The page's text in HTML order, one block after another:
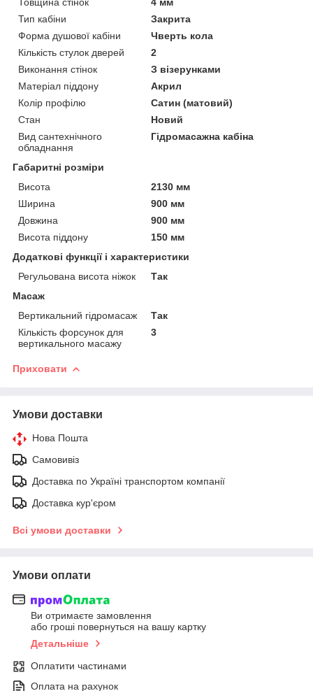
Тип кабіни
Закрита
Форма душової кабіни
Чверть кола
Кількість стулок дверей
2
Виконання стінок
З візерунками
Матеріал піддону
Акрил
Колір профілю
Сатин (матовий)
Стан
Новий
Вид сантехнічного
обладнання
Гідромасажна кабіна
Габаритні розміри
Висота
2130 мм
Ширина
900 мм
Довжина
900 мм
Висота піддону
150 мм
Додаткові функції і характеристики
Регульована висота ніжок
Так
Масаж
Вертикальний гідромасаж
Так
Кількість форсунок для
вертикального масажу
3
Приховати
Умови доставки
Нова Пошта
Самовивіз
Доставка по Україні транспортом компанії
Доставка кур'єром
Всі умови доставки
Умови оплати
Ви отримаєте замовлення
або гроші повернуться на вашу картку
Детальніше
Оплатити частинами
Оплата на рахунок